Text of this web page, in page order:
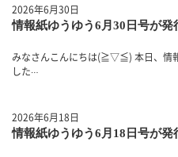
2026年6月30日
情報紙ゆうゆう6月30日号が
みなさんこんにちは(≧▽≦) 本日、情
した…
2026年6月18日
情報紙ゆうゆう6月18日号が